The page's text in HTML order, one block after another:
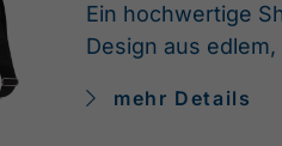
Ein hochwertige
Design aus
mehr Details